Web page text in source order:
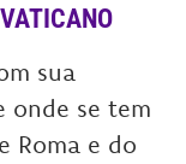
sua
onde se tem
Roma e do